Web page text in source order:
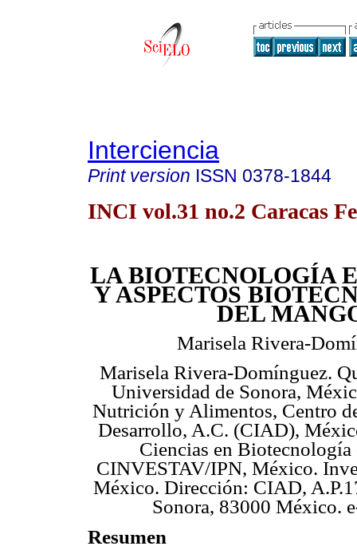
Interciencia
Print version ISSN 0378-1844
INCI vol.31 no.2 Caracas
LA BIOTECNOLOGÍA
Y ASPECTOS
DEL
Marisela Rivera-
Marisela Rivera-Domínguez.
Universidad de Sonora,
Nutrición y Alimentos, Centro
Desarrollo, A.C. (CIAD),
Ciencias en Biotecnología
CINVESTAV/IPN, México.
México. Dirección: CIAD,
Sonora, 83000 México.
Resumen